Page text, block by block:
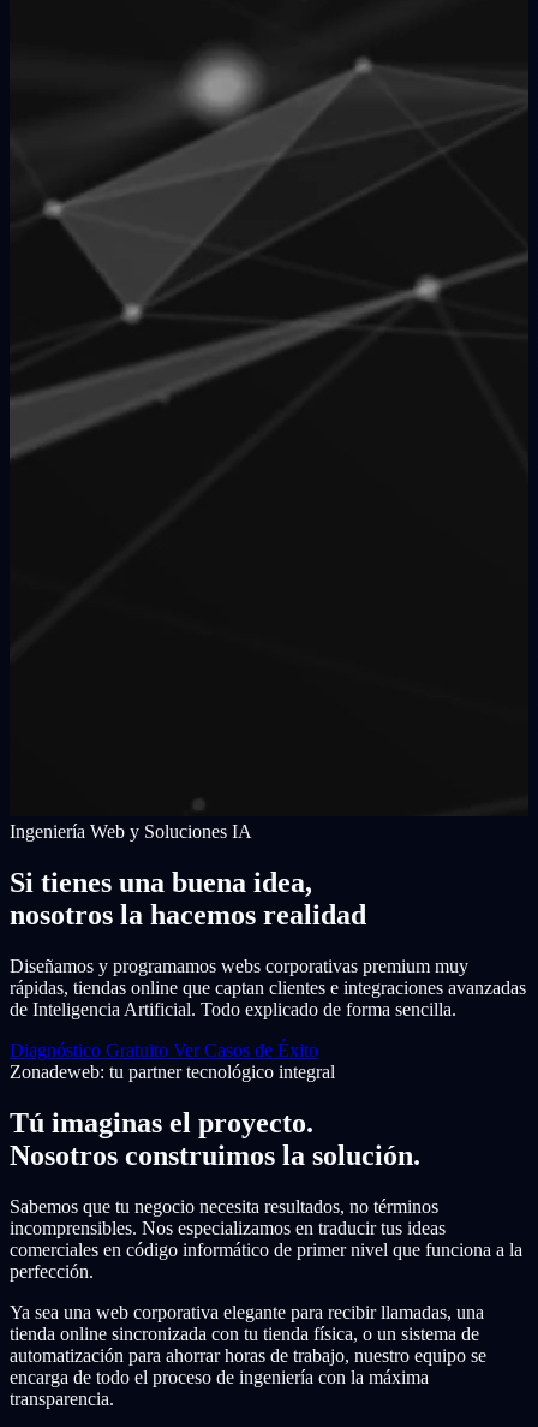
Ingeniería Web y Soluciones IA
Si tienes una buena idea,
nosotros la hacemos realidad
Diseñamos y programamos webs corporativas premium muy
rápidas, tiendas online que captan clientes e integraciones avanzadas
de Inteligencia Artificial. Todo explicado de forma sencilla.
Diagnóstico Gratuito Ver Casos de Éxito
Zonadeweb: tu partner tecnológico integral
Tú imaginas el proyecto.
Nosotros construimos la solución.
Sabemos que tu negocio necesita resultados, no términos
incomprensibles. Nos especializamos en traducir tus ideas
comerciales en código informático de primer nivel que funciona a la
perfección.
Ya sea una web corporativa elegante para recibir llamadas, una
tienda online sincronizada con tu tienda física, o un sistema de
automatización para ahorrar horas de trabajo, nuestro equipo se
encarga de todo el proceso de ingeniería con la máxima
transparencia.